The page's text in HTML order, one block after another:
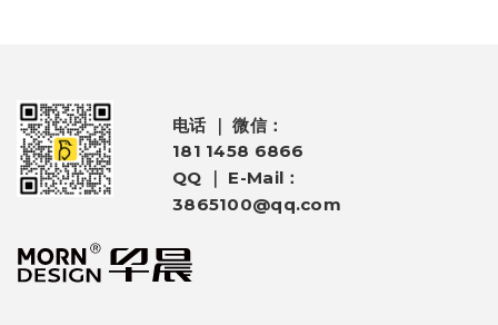
电话 ｜ 微信：
181 1458 6866
QQ ｜ E-Mail：
3865100@qq.com